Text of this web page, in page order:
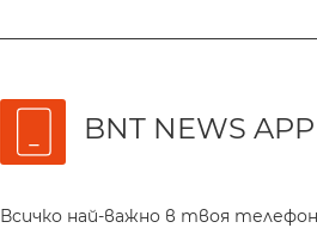
BNT NEWS APP
Всичко най-важно в твоя телефон